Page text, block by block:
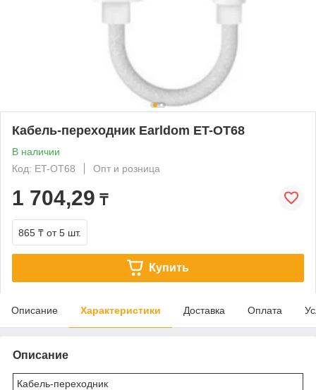
Кабель-переходник Earldom ET-OT68
В наличии
Код: ET-OT68
Опт и розница
1 704,29 ₸
865 ₸ от 5 шт.
Купить
Описание Характеристики Доставка Оплата
Описание
Кабель-переходник